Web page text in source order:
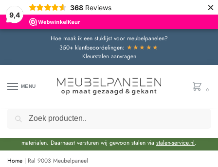
9,4
368 Reviews ×
Hoe maak ik een stuklijst voor meubelpanelen?
350+ klantbeoordelingen: ★★★★★
Kleurstalen aanvragen
MENU
0
Door de bouwvakperiode geldt momenteel een extra levertijd van circa 3 weken
materialen. Daarnaast versturen wij gewoon stalen via stalen-service.nl.
Home | Ral 9003 Meubelpaneel